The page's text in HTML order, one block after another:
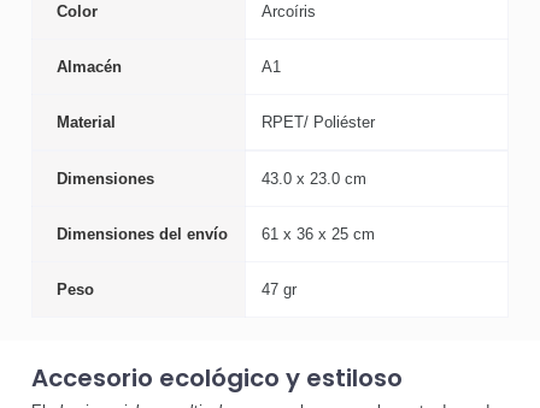
Color Arcoíris
Almacén A1
Material RPET/ Poliéster
Dimensiones 43.0 x 23.0 cm
Dimensiones del envío 61 x 36 x 25 cm
Peso 47 gr
Accesorio ecológico y estiloso